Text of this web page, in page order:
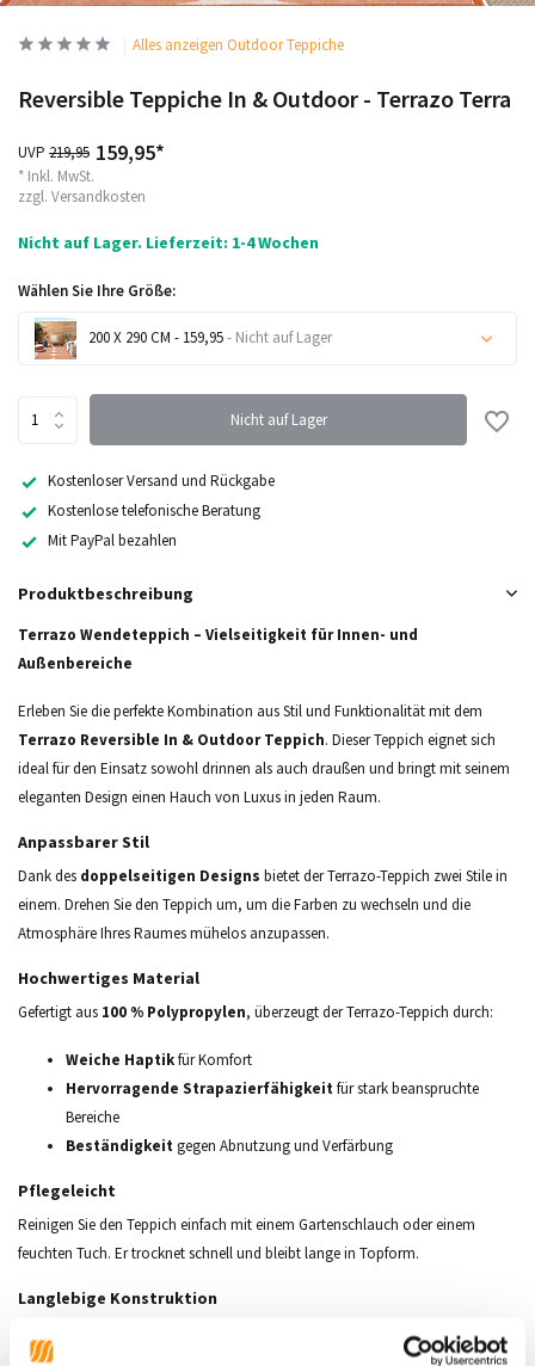
Alles anzeigen Outdoor Teppiche
Reversible Teppiche In & Outdoor - Terrazo Terra
UVP 219,95 159,95*
* Inkl. MwSt.
zzgl. Versandkosten
Nicht auf Lager. Lieferzeit: 1-4 Wochen
Wählen Sie Ihre Größe:
200 X 290 CM - 159,95- Nicht auf Lager
Nicht auf Lager
Nicht auf Lager
Kostenloser Versand und Rückgabe
Kostenlose telefonische Beratung
Mit PayPal bezahlen
Produktbeschreibung
Terrazo Wendeteppich – Vielseitigkeit für Innen- und
Außenbereiche
Erleben Sie die perfekte Kombination aus Stil und Funktionalität mit dem
Terrazo Reversible In & Outdoor Teppich. Dieser Teppich eignet sich
ideal für den Einsatz sowohl drinnen als auch draußen und bringt mit seinem
eleganten Design einen Hauch von Luxus in jeden Raum.
Anpassbarer Stil
Dank des doppelseitigen Designs bietet der Terrazo-Teppich zwei Stile in
einem. Drehen Sie den Teppich um, um die Farben zu wechseln und die
Atmosphäre Ihres Raumes mühelos anzupassen.
Hochwertiges Material
Gefertigt aus 100 % Polypropylen, überzeugt der Terrazo-Teppich durch:
Weiche Haptikfür Komfort
Hervorragende Strapazierfähigkeitfür stark beanspruchte
Bereiche
Beständigkeitgegen Abnutzung und Verfärbung
Pflegeleicht
Reinigen Sie den Teppich einfach mit einem Gartenschlauch oder einem
feuchten Tuch. Er trocknet schnell und bleibt lange in Topform.
Langlebige Konstruktion